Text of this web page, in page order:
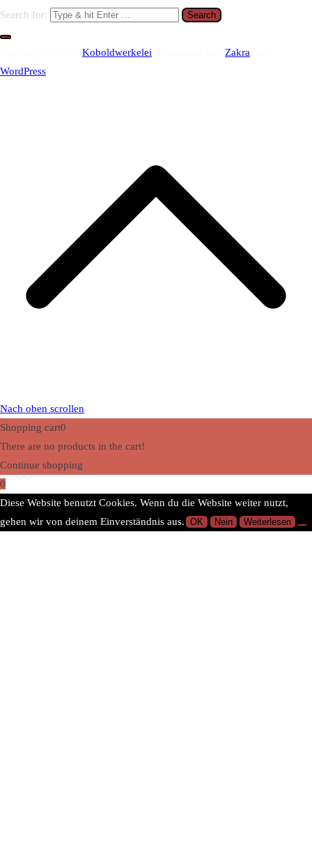
Search for:
Koboldwerkelei Zakra
WordPress
Nach oben scrollen
Shopping cart0
There are no products in the cart!
Continue shopping
0
Diese Website benutzt Cookies. Wenn du die Website weiter nutzt,
gehen wir von deinem Einverständnis aus. OK Nein Weiterlesen